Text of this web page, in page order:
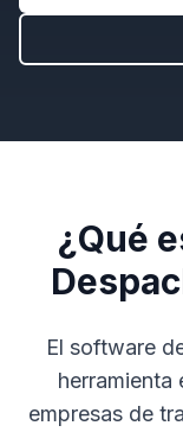
¿Qué
El software
herramienta
empresas de